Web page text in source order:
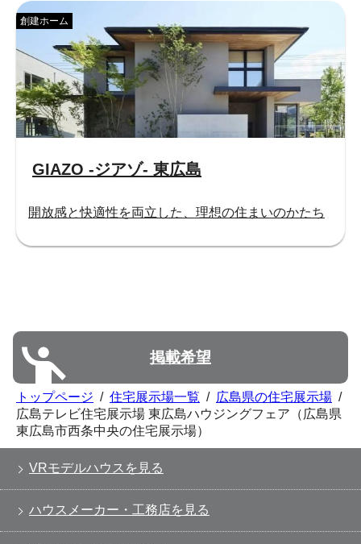
GIAZO -ジアゾ- 東広島
創建ホーム
開放感と快適性を両立した、理想の住まいのかたち
掲載希望
トップページ / 住宅展示場一覧 / 広島県の住宅展示場 /
広島テレビ住宅展示場 東広島ハウジングフェア（広島県
東広島市西条中央の住宅展示場）
VRモデルハウスを見る
ハウスメーカー・工務店を見る